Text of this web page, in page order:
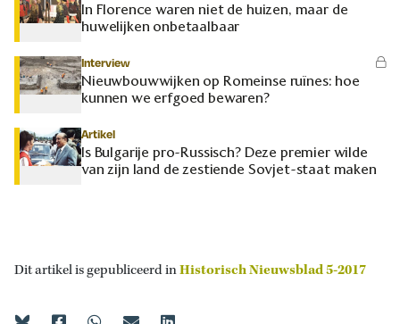
In Florence waren niet de huizen, maar de
huwelijken onbetaalbaar
Interview
Nieuwbouwwijken op Romeinse ruïnes: hoe
kunnen we erfgoed bewaren?
Artikel
Is Bulgarije pro-Russisch? Deze premier wilde
van zijn land de zestiende Sovjet-staat maken
Dit artikel is gepubliceerd inHistorisch Nieuwsblad 5-2017